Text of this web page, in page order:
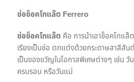
ช่อช็อคโกแล๊ต Ferrero
ช่อช็อคโกแล๊ต คือ การนำเอาช็อคโกแ
เรียงเป็นช่อ ตกแต่งด้วยกระดาษสาสีสัน
เป็นของขวัญในโอกาสพิเศษต่างๆ เช่น วั
ครบรอบ หรือวันแม่